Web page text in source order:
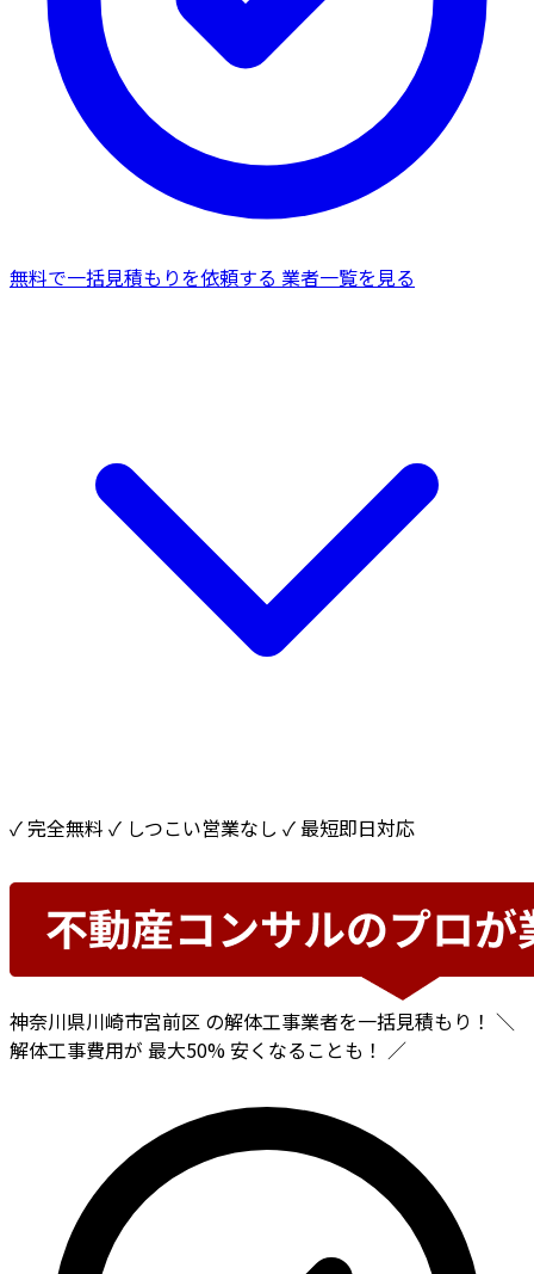
無料で一括見積もりを依頼する 業者一覧を見る
✓ 完全無料 ✓ しつこい営業なし ✓ 最短即日対応
神奈川県川崎市宮前区 の解体工事業者を一括見積もり！ ＼
解体工事費用が 最大50%安くなることも！ ／